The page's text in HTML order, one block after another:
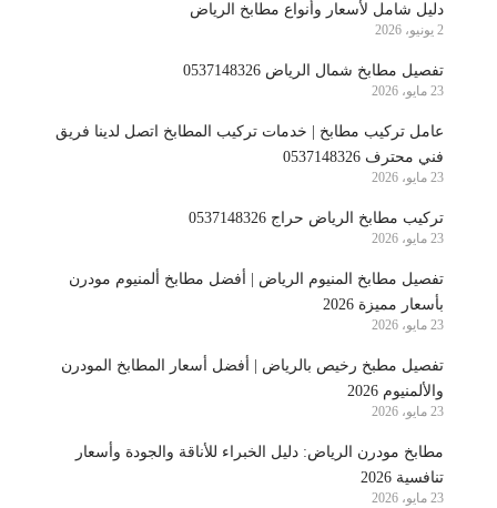
دليل شامل لأسعار وأنواع مطابخ الرياض
2 يونيو، 2026
تفصيل مطابخ شمال الرياض 0537148326
23 مايو، 2026
عامل تركيب مطابخ | خدمات تركيب المطابخ اتصل لدينا فريق
فني محترف 0537148326
23 مايو، 2026
تركيب مطابخ الرياض حراج 0537148326
23 مايو، 2026
تفصيل مطابخ المنيوم الرياض | أفضل مطابخ ألمنيوم مودرن
بأسعار مميزة 2026
23 مايو، 2026
تفصيل مطبخ رخيص بالرياض | أفضل أسعار المطابخ المودرن
والألمنيوم 2026
23 مايو، 2026
مطابخ مودرن الرياض: دليل الخبراء للأناقة والجودة وأسعار
تنافسية 2026
23 مايو، 2026